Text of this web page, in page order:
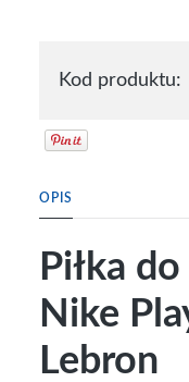
Kod produktu:
OPIS
Piłka
Nike
Lebron